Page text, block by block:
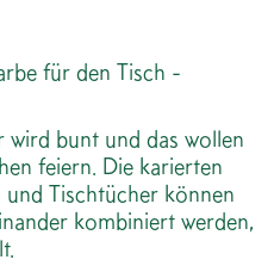
für den Tisch -
bunt und das wollen
feiern. Die karierten
Tischtücher können
kombiniert werden,